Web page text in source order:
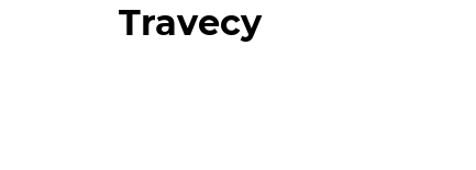
Travecy